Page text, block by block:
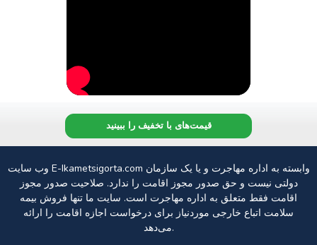
قیمت‌های با تخفیف را ببینید
وب سایت E-Ikametsigorta.com وابسته به اداره مهاجرت و یا یک سازمان
دولتی نیست و حق صدور مجوز اقامت را ندارد. صلاحیت صدور مجوز
اقامت فقط متعلق به اداره مهاجرت است. سایت ما تنها فروش بیمه
سلامت اتباع خارجی موردنیاز برای درخواست اجازه اقامت را ارائه
می‌دهد.